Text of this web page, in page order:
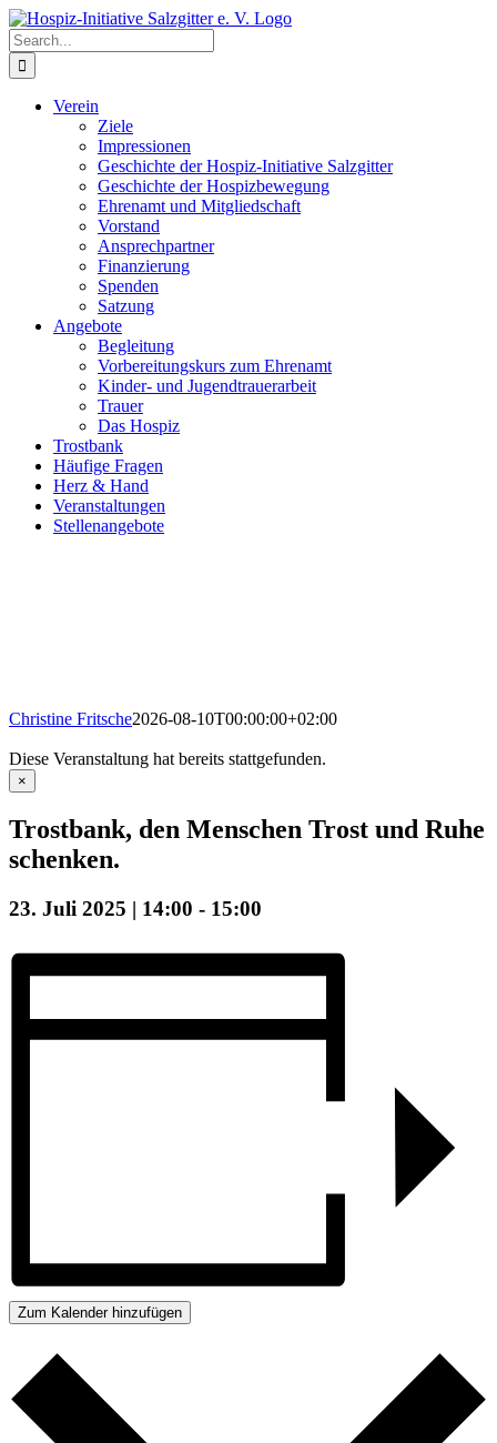
Skip
to
content
Search
for:
Verein
Ziele
Impressionen
Geschichte der Hospiz-Initiative Salzgitter
Geschichte der Hospizbewegung
Ehrenamt und Mitgliedschaft
Vorstand
Ansprechpartner
Finanzierung
Spenden
Satzung
Angebote
Begleitung
Vorbereitungskurs zum Ehrenamt
Kinder- und Jugendtrauerarbeit
Trauer
Das Hospiz
Trostbank
Häufige Fragen
Herz & Hand
Veranstaltungen
Stellenangebote
Christine Fritsche2026-08-10T00:00:00+02:00
Diese Veranstaltung hat bereits stattgefunden.
×
Trostbank, den Menschen Trost und Ruhe
schenken.
23. Juli 2025 | 14:00 - 15:00
Zum Kalender hinzufügen